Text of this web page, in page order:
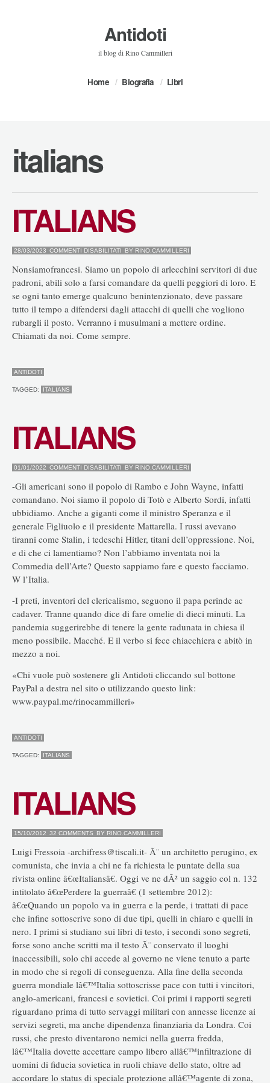
Antidoti
il blog di Rino Cammilleri
Home Biografia Libri
italians
ITALIANS
28/03/2023 COMMENTI DISABILITATI SU
BY RINO.CAMMILLERI
Nonsiamofrancesi. Siamo un popolo di arlecchini servitori di due
padroni, abili solo a farsi comandare da quelli peggiori di loro. E
se ogni tanto emerge qualcuno benintenzionato, deve passare
tutto il tempo a difendersi dagli attacchi di quelli che vogliono
rubargli il posto. Verranno i musulmani a mettere ordine.
Chiamati da noi. Come sempre.
ANTIDOTI
TAGGED: ITALIANS
ITALIANS
01/01/2022 COMMENTI DISABILITATI
SUBY RINO.CAMMILLERI
-Gli americani sono il popolo di Rambo e John Wayne, infatti
comandano. Noi siamo il popolo di Totò e Alberto Sordi, infatti
ubbidiamo. Anche a giganti come il ministro Speranza e il
generale Figliuolo e il presidente Mattarella. I russi avevano
tiranni come Stalin, i tedeschi Hitler, titani dell’oppressione. Noi,
e di che ci lamentiamo? Non l’abbiamo inventata noi la
Commedia dell’Arte? Questo sappiamo fare e questo facciamo.
W l’Italia.
-I preti, inventori del clericalismo, seguono il papa perinde ac
cadaver. Tranne quando dice di fare omelie di dieci minuti. La
pandemia suggerirebbe di tenere la gente radunata in chiesa il
meno possibile. Macché. E il verbo si fece chiacchiera e abitò in
mezzo a noi.
«Chi vuole può sostenere gli Antidoti cliccando sul bottone
PayPal a destra nel sito o utilizzando questo link:
www.paypal.me/rinocammilleri»
ANTIDOTI
TAGGED: ITALIANS
ITALIANS
15/10/2012 32 COMMENTS BY RINO.CAMMILLERI
Luigi Fressoia -archifress@tiscali.it- Ã¨ un architetto perugino, ex
comunista, che invia a chi ne fa richiesta le puntate della sua
rivista online â€œItaliansâ€. Oggi ve ne dÃ² un saggio col n. 132
intitolato â€œPerdere la guerraâ€ (1 settembre 2012):
â€œQuando un popolo va in guerra e la perde, i trattati di pace
che infine sottoscrive sono di due tipi, quelli in chiaro e quelli in
nero. I primi si studiano sui libri di testo, i secondi sono segreti,
forse sono anche scritti ma il testo Ã¨ conservato il luoghi
inaccessibili, solo chi accede al governo ne viene tenuto a parte
in modo che si regoli di conseguenza. Alla fine della seconda
guerra mondiale lâ€™Italia sottoscrisse pace con tutti i vincitori,
anglo-americani, francesi e sovietici. Coi primi i rapporti segreti
riguardano prima di tutto servaggi militari con annesse licenze ai
servizi segreti, ma anche dipendenza finanziaria da Londra. Coi
russi, che presto diventarono nemici nella guerra fredda,
lâ€™Italia dovette accettare campo libero allâ€™infiltrazione di
uomini di fiducia sovietica in ruoli chiave dello stato, oltre ad
accordare lo status di speciale protezione allâ€™agente di zona,